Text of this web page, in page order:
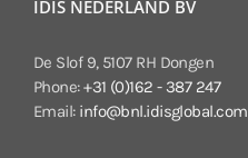
IDIS NEDERLAND BV
De Slof 9, 5107 RH Dongen
Phone:+31 (0)162 - 387 247
Email: info@bnl.idisglobal.com